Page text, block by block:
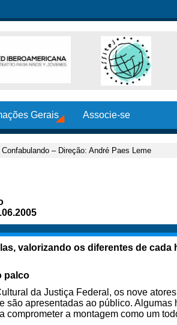
Gerais Associe-se
Confabulando – Direção: André Paes Leme
valorizando os diferentes de cada
palco
da Justiça Federal, os nove
são apresentadas ao público. Algumas
comprometer a montagem como um